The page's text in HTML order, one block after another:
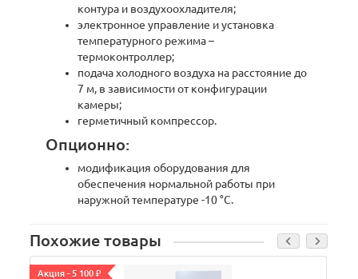
контура и воздухоохладителя;
электронное управление и установка
температурного режима –
термоконтроллер;
подача холодного воздуха на расстояние до
7 м, в зависимости от конфигурации
камеры;
герметичный компрессор.
Опционно:
модификация оборудования для
обеспечения нормальной работы при
наружной температуре -10 °С.
Похожие товары
Акция - 5 100 ₽